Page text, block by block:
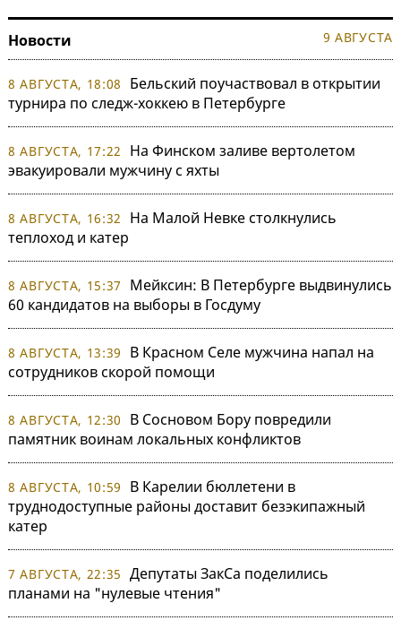
Новости 9 АВГУСТА
8 АВГУСТА, 18:08
Бельский поучаствовал в открытии
турнира по следж-хоккею в Петербурге
8 АВГУСТА, 17:22
На Финском заливе вертолетом
эвакуировали мужчину с яхты
8 АВГУСТА, 16:32
На Малой Невке столкнулись
теплоход и катер
8 АВГУСТА, 15:37
Мейксин: В Петербурге выдвинулись
60 кандидатов на выборы в Госдуму
8 АВГУСТА, 13:39
В Красном Селе мужчина напал на
сотрудников скорой помощи
8 АВГУСТА, 12:30
В Сосновом Бору повредили
памятник воинам локальных конфликтов
8 АВГУСТА, 10:59
В Карелии бюллетени в
труднодоступные районы доставит безэкипажный
катер
7 АВГУСТА, 22:35 Депутаты ЗакСа поделились
планами на "нулевые чтения"